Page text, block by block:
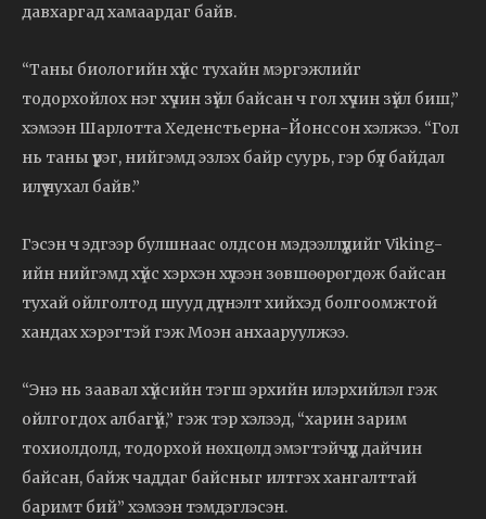
давхаргад хамаардаг байв.
“Таны биологийн хүйс тухайн мэргэжлийг
тодорхойлох нэг хүчин зүйл байсан ч гол хүчин зүйл биш,”
хэмээн Шарлотта Хеденстьерна-Йонссон хэлжээ. “Гол
нь таны үүрэг, нийгэмд эзлэх байр суурь, гэр бүл байдал
илүү чухал байв.”
Гэсэн ч эдгээр булшнаас олдсон мэдээллүүдийг Viking-
ийн нийгэмд хүйс хэрхэн хүлээн зөвшөөрөгдөж байсан
тухай ойлголтод шууд дүгнэлт хийхэд болгоомжтой
хандах хэрэгтэй гэж Моэн анхааруулжээ.
“Энэ нь заавал хүйсийн тэгш эрхийн илэрхийлэл гэж
ойлгогдох албагүй,” гэж тэр хэлээд, “харин зарим
тохиолдолд, тодорхой нөхцөлд эмэгтэйчүүд дайчин
байсан, байж чаддаг байсныг илтгэх хангалттай
баримт бий” хэмээн тэмдэглэсэн.